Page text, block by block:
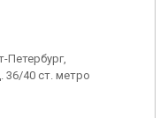
Петербург,
36/40 ст. метро